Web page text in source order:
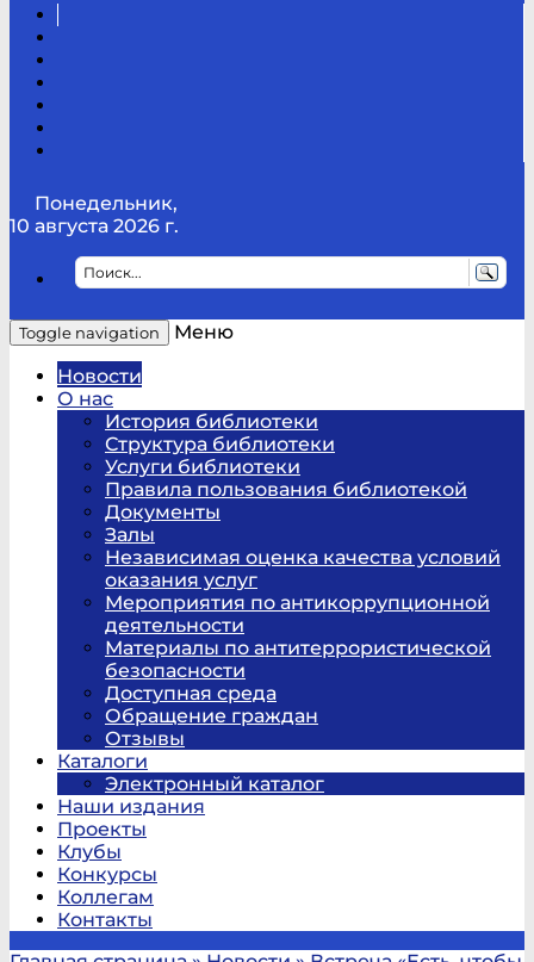
Понедельник,
10 августа 2026 г.
Toggle navigation
Меню
Новости
О нас
История библиотеки
Структура библиотеки
Услуги библиотеки
Правила пользования библиотекой
Документы
Залы
Независимая оценка качества условий
оказания услуг
Мероприятия по антикоррупционной
деятельности
Материалы по антитеррористической
безопасности
Доступная среда
Обращение граждан
Отзывы
Каталоги
Электронный каталог
Наши издания
Проекты
Клубы
Конкурсы
Коллегам
Контакты